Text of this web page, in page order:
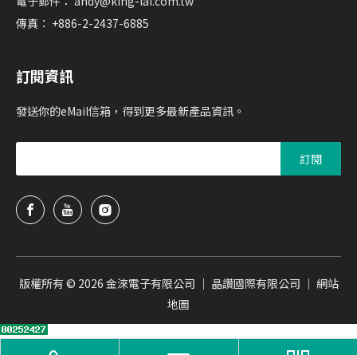
傳真： +886-2-2437-6885
訂閱資訊
發送你的eMail信箱，得到更多最新產品資訊。
訂閱
版權所有 © 2026 金淶電子有限公司 ｜ 晶讚國際有限公司 ｜ 網站
地圖